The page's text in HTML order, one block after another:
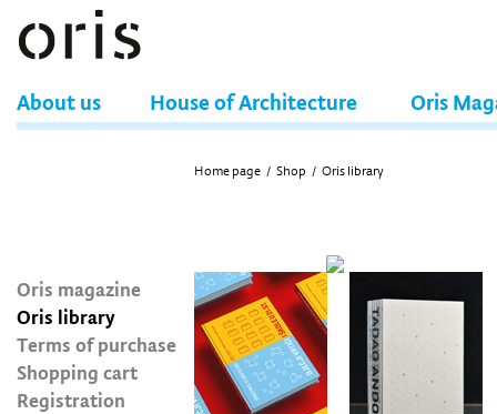
About us House of Architecture Oris
Oris magazine
Oris library
Terms of purchase
Shopping cart
Registration
Home page / Shop / Oris library